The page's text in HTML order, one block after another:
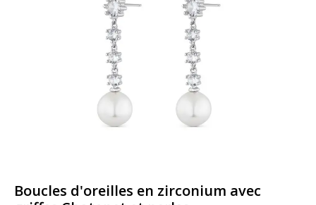
Boucles d'oreilles en zirconium avec